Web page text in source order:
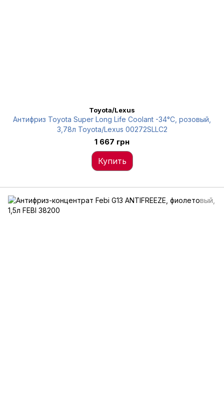
Toyota/Lexus
Антифриз Toyota Super Long Life Coolant -34°C, розовый,
3,78л Toyota/Lexus 00272SLLC2
1 667 грн
Купить